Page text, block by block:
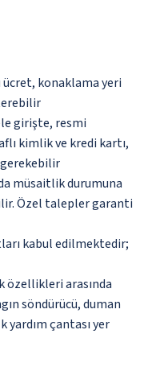
ücret, konaklama yeri
girişte, resmi
kimlik ve kredi kartı,
müsaitlik durumuna
Özel talepler garanti
kabul edilmektedir;
özellikleri arasında
söndürücü, duman
çantası yer